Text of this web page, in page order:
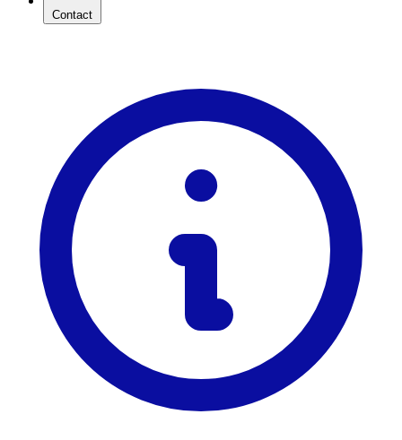
Contact